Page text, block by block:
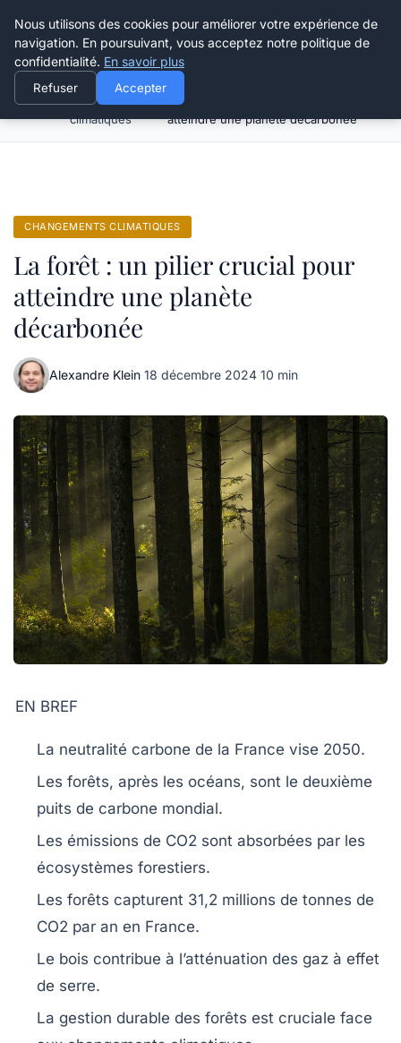
Happy Calyx Farmer
Changements
climatiques
La forêt : un pilier crucial pour
atteindre une planète décarbonée
CHANGEMENTS CLIMATIQUES
La forêt : un pilier crucial pour
atteindre une planète
décarbonée
Alexandre Klein·18 décembre 2024·10 min
EN BREF
La neutralité carbone de la France vise 2050.
Les forêts, après les océans, sont le deuxième
puits de carbone mondial.
Les émissions de CO2 sont absorbées par les
écosystèmes forestiers.
Les forêts capturent 31,2 millions de tonnes de
CO2 par an en France.
Le bois contribue à l’atténuation des gaz à effet
de serre.
La gestion durable des forêts est cruciale face
Nous utilisons des cookies pour améliorer votre expérience de
navigation. En poursuivant, vous acceptez notre politique de
confidentialité. En savoir plus
Refuser Accepter